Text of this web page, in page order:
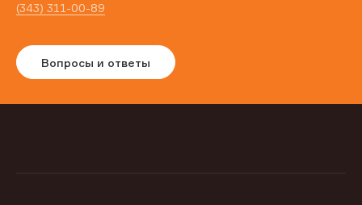
(343) 311-00-89
Вопросы и ответы